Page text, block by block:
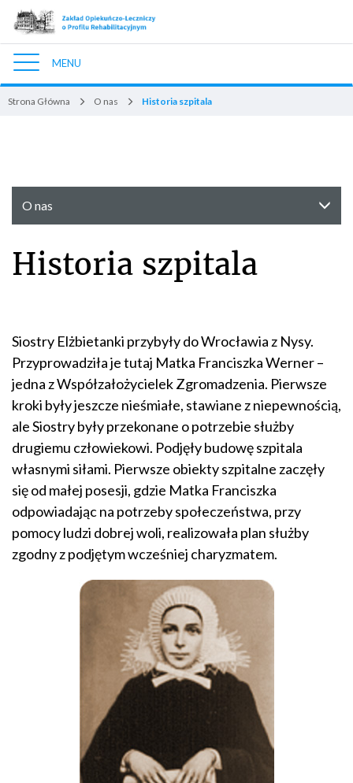
Nawigacja
MENU
Strona Główna O nas Historia szpitala
O nas
Historia szpitala
Siostry Elżbietanki przybyły do Wrocławia z Nysy.
Przyprowadziła je tutaj Matka Franciszka Werner –
jedna z Współzałożycielek Zgromadzenia. Pierwsze
kroki były jeszcze nieśmiałe, stawiane z niepewnością,
ale Siostry były przekonane o potrzebie służby
drugiemu człowiekowi. Podjęły budowę szpitala
własnymi siłami. Pierwsze obiekty szpitalne zaczęły
się od małej posesji, gdzie Matka Franciszka
odpowiadając na potrzeby społeczeństwa, przy
pomocy ludzi dobrej woli, realizowała plan służby
zgodny z podjętym wcześniej charyzmatem.